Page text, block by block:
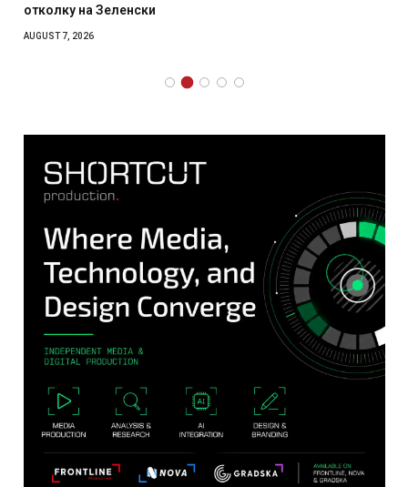
отколку на Зеленски
AUGUST 7, 2026